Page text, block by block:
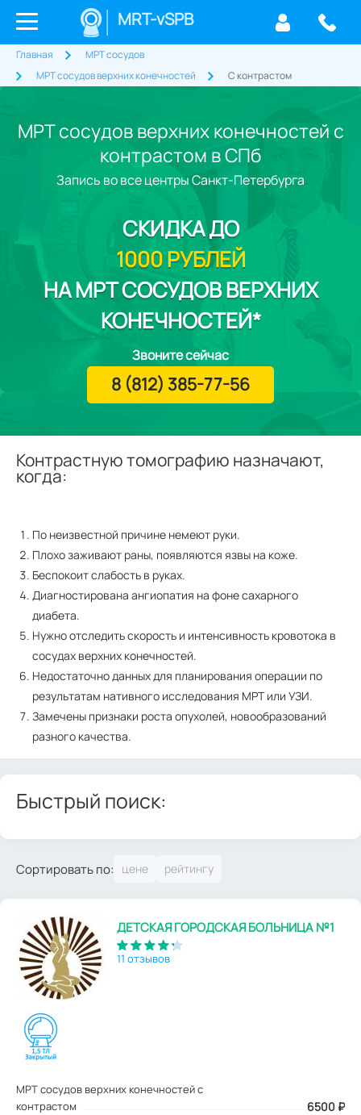
MRT-vSPB
Главная
МРТ сосудов
МРТ сосудов верхних конечностей
С контрастом
МРТ сосудов верхних конечностей с
контрастом в СПб
Контрастную томографию назначают,
когда:
По неизвестной причине немеют руки.
Плохо заживают раны, появляются язвы на коже.
Беспокоит слабость в руках.
Диагностирована ангиопатия на фоне сахарного
диабета.
Нужно отследить скорость и интенсивность кровотока в
сосудах верхних конечностей.
Недостаточно данных для планирования операции по
результатам нативного исследования МРТ или УЗИ.
Замечены признаки роста опухолей, новообразований
разного качества.
Запись во все центры Санкт-Петербурга
СКИДКАДО
1000 РУБЛЕЙ
НА МРТ СОСУДОВ ВЕРХНИХ
КОНЕЧНОСТЕЙ*
Звоните сейчас
8 (812) 385-77-56
Быстрый поиск:
Сортировать по:
ДЕТСКАЯ ГОРОДСКАЯ БОЛЬНИЦА №1
11 отзывов
МРТ сосудов верхних конечностей с
контрастом
6500 ₽